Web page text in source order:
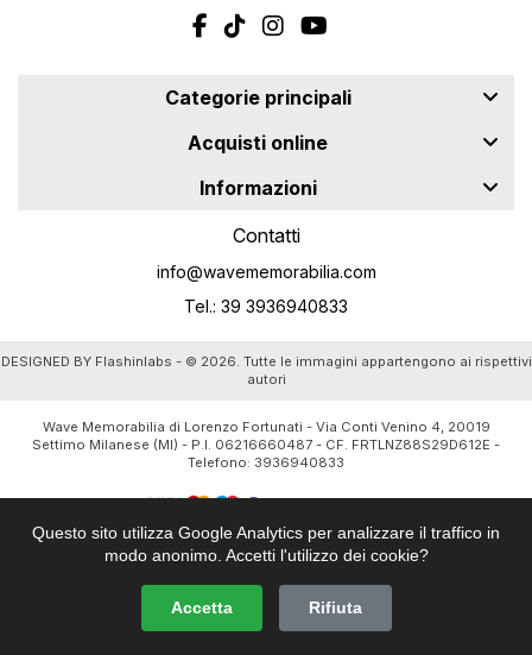
Questo sito utilizza Google Analytics per analizzare il traffico in
modo anonimo. Accetti l'utilizzo dei cookie?
Accetta Rifiuta
Categorie principali
Acquisti online
Informazioni
Contatti
info@wavememorabilia.com
Tel.: 39 3936940833
DESIGNED BY Flashinlabs - © 2026. Tutte le immagini appartengono ai rispettivi
autori
Wave Memorabilia di Lorenzo Fortunati - Via Conti Venino 4, 20019
Settimo Milanese (MI) - P.I. 06216660487 - CF. FRTLNZ88S29D612E -
Telefono: 3936940833